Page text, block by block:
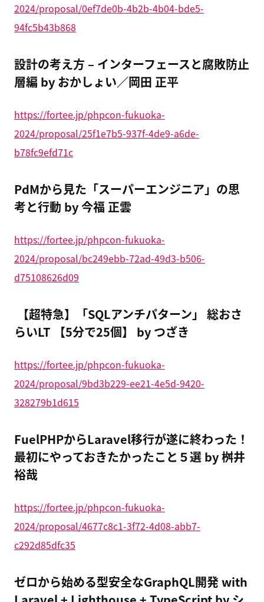
2024/proposal/0ef7de0b-4b2b-4b04-bde5-
94fc5b43b868
設計の考え方 – インターフェースと腐敗防止
層編 by おかしょい／岡田 正平
https://fortee.jp/phpcon-fukuoka-
2024/proposal/25f1e7b5-937f-4de9-a6de-
b78fc9efd71c
PdMから見た「スーパーエンジニア」の思
考と行動 by 今福 正雲
https://fortee.jp/phpcon-fukuoka-
2024/proposal/bc249ebb-72ad-49d3-b506-
d75108626d09
【超特急】「SQLアンチパターン」 総おさ
らいLT 【5分で25個】 by つざき
https://fortee.jp/phpcon-fukuoka-
2024/proposal/9bd3b229-ee21-4e5d-9420-
328279b1d615
FuelPHPからLaravel移行が遂に終わった！
最初にやっておきたかったこと５選 by 桝井
裕哉
https://fortee.jp/phpcon-fukuoka-
2024/proposal/4677c8c1-3f72-4d08-abb7-
c292d85dfc35
ゼロから始める型安全なGraphQL開発 with